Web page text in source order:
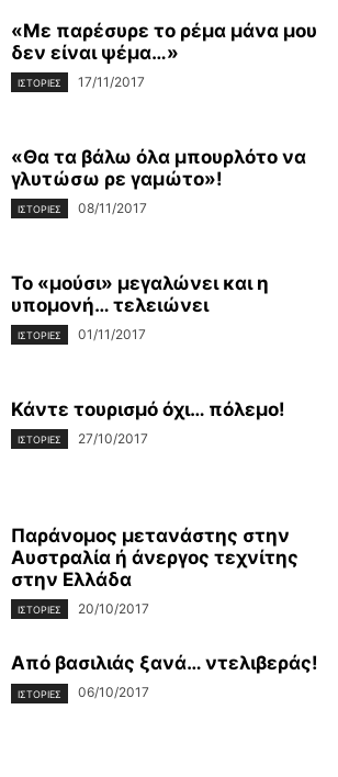
«Με παρέσυρε το ρέμα μάνα μου
δεν είναι ψέμα…»
ΙΣΤΟΡΊΕΣ 17/11/2017
«Θα τα βάλω όλα μπουρλότο να
γλυτώσω ρε γαμώτο»!
ΙΣΤΟΡΊΕΣ 08/11/2017
Το «μούσι» μεγαλώνει και η
υπομονή… τελειώνει
ΙΣΤΟΡΊΕΣ 01/11/2017
Κάντε τουρισμό όχι… πόλεμο!
ΙΣΤΟΡΊΕΣ 27/10/2017
Παράνομος μετανάστης στην
Αυστραλία ή άνεργος τεχνίτης
στην Ελλάδα
ΙΣΤΟΡΊΕΣ 20/10/2017
Από βασιλιάς ξανά… ντελιβεράς!
ΙΣΤΟΡΊΕΣ 06/10/2017